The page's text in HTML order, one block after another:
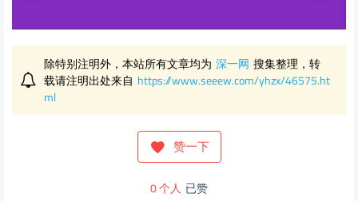
除特别注明外，本站所有文章均为 深一网 搜集整理，转
载请注明出处来自 https://www.seeew.com/yhzx/46575.ht
ml
赞一下
0个人 已赞